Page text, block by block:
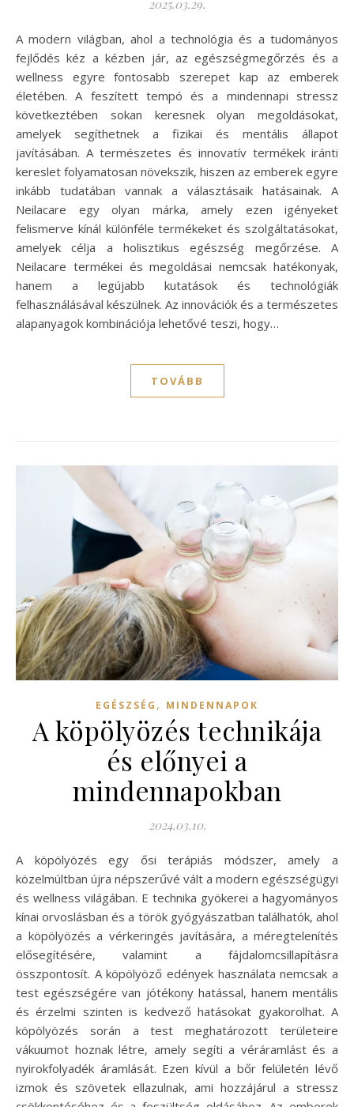
2025.03.29.
A modern világban, ahol a technológia és a tudományos
fejlődés kéz a kézben jár, az egészségmegőrzés és a
wellness egyre fontosabb szerepet kap az emberek
életében. A feszített tempó és a mindennapi stressz
következtében sokan keresnek olyan megoldásokat,
amelyek segíthetnek a fizikai és mentális állapot
javításában. A természetes és innovatív termékek iránti
kereslet folyamatosan növekszik, hiszen az emberek egyre
inkább tudatában vannak a választásaik hatásainak. A
Neilacare egy olyan márka, amely ezen igényeket
felismerve kínál különféle termékeket és szolgáltatásokat,
amelyek célja a holisztikus egészség megőrzése. A
Neilacare termékei és megoldásai nemcsak hatékonyak,
hanem a legújabb kutatások és technológiák
felhasználásával készülnek. Az innovációk és a természetes
alapanyagok kombinációja lehetővé teszi, hogy…
TOVÁBB
EGÉSZSÉG , MINDENNAPOK
A köpölyözés technikája
és előnyei a
mindennapokban
2024.03.10.
A köpölyözés egy ősi terápiás módszer, amely a
közelmúltban újra népszerűvé vált a modern egészségügyi
és wellness világában. E technika gyökerei a hagyományos
kínai orvoslásban és a török gyógyászatban találhatók, ahol
a köpölyözés a vérkeringés javítására, a méregtelenítés
elősegítésére, valamint a fájdalomcsillapításra
összpontosít. A köpölyöző edények használata nemcsak a
test egészségére van jótékony hatással, hanem mentális
és érzelmi szinten is kedvező hatásokat gyakorolhat. A
köpölyözés során a test meghatározott területeire
vákuumot hoznak létre, amely segíti a véráramlást és a
nyirokfolyadék áramlását. Ezen kívül a bőr felületén lévő
izmok és szövetek ellazulnak, ami hozzájárul a stressz